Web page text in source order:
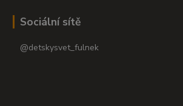
Sociální sítě
@detskysvet_fulnek